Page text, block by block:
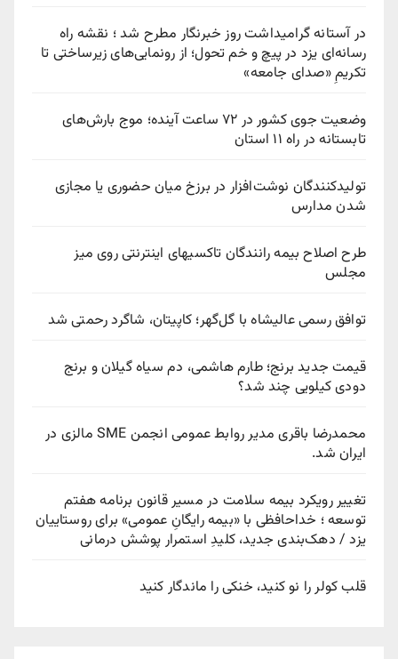
در آستانه گرامیداشت روز خبرنگار مطرح شد ؛ نقشه راه
رسانه‌ای یزد در پیچ‌ و خم تحول؛ از رونمایی‌های زیرساختی تا
تکریمِ «صدای جامعه»
وضعیت جوی کشور در ۷۲ ساعت آینده؛ موج بارش‌های
تابستانه در راه ۱۱ استان
تولیدکنندگان نوشت‌افزار در برزخ میان حضوری یا مجازی
شدن مدارس
طرح اصلاح بیمه رانندگان تاکسیهای اینترنتی روی میز
مجلس
توافق رسمی عالیشاه با گل‌گهر؛ کاپیتان، شاگرد رحمتی شد
قیمت جدید برنج؛ طارم هاشمی، دم سیاه گیلان و برنج
دودی کیلویی چند شد؟
محمدرضا باقری مدیر روابط عمومی انجمن SME مالزی در
ایران شد.
تغییر رویکرد بیمه سلامت در مسیر قانون برنامه هفتم
توسعه ؛ خداحافظی با «بیمه رایگانِ عمومی» برای روستاییان
یزد / دهک‌بندی جدید، کلیدِ استمرار پوشش درمانی
قلب کولر را نو کنید، خنکی را ماندگار کنید